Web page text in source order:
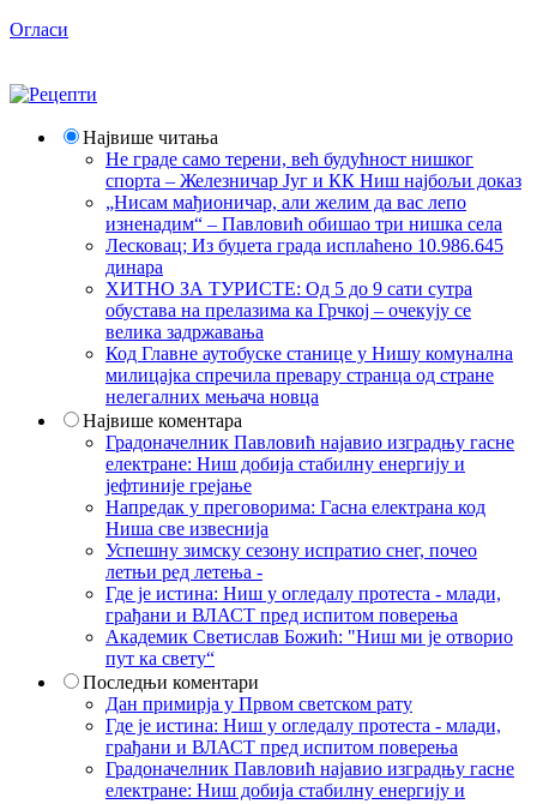
Огласи
Највише читања
Не граде само терени, већ будућност нишког
спорта – Железничар Југ и КК Ниш најбољи доказ
„Нисам мађионичар, али желим да вас лепо
изненадим“ – Павловић обишао три нишка села
Лесковац; Из буџета града исплаћено 10.986.645
динара
ХИТНО ЗА ТУРИСТЕ: Од 5 до 9 сати сутра
обустава на прелазима ка Грчкој – очекују се
велика задржавања
Код Главне аутобуске станице у Нишу комунална
милицајка спречила превару странца од стране
нелегалних мењача новца
Највише коментара
Градоначелник Павловић најавио изградњу гасне
електране: Ниш добија стабилну енергију и
јефтиније грејање
Напредак у преговорима: Гасна електрана код
Ниша све извеснија
Успешну зимску сезону испратио снег, почео
летњи ред летења -
Где је истина: Ниш у огледалу протеста - млади,
грађани и ВЛАСТ пред испитом поверења
Академик Светислав Божић: "Ниш ми је отворио
пут ка свету“
Последњи коментари
Дан примирја у Првом светском рату
Где је истина: Ниш у огледалу протеста - млади,
грађани и ВЛАСТ пред испитом поверења
Градоначелник Павловић најавио изградњу гасне
електране: Ниш добија стабилну енергију и